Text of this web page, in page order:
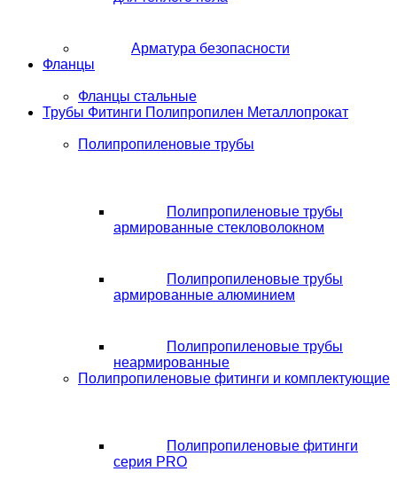
Арматура безопасности
Фланцы
Фланцы стальные
Трубы Фитинги Полипропилен Металлопрокат
Полипропиленовые трубы
Полипропиленовые трубы
армированные стекловолокном
Полипропиленовые трубы
армированные алюминием
Полипропиленовые трубы
неармированные
Полипропиленовые фитинги и комплектующие
Полипропиленовые фитинги
серия PRO